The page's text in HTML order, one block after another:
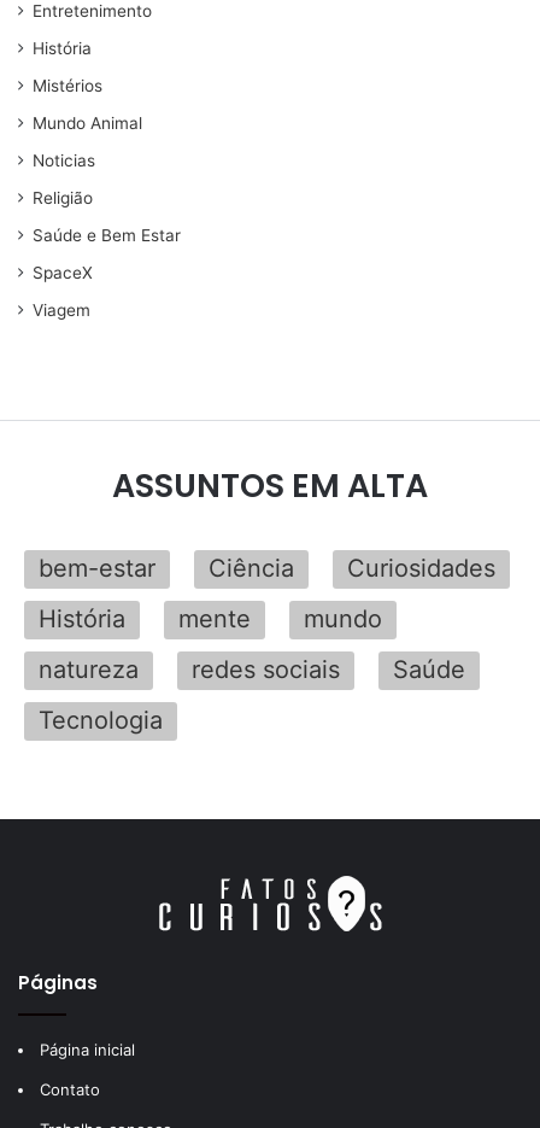
Entretenimento
História
Mistérios
Mundo Animal
Noticias
Religião
Saúde e Bem Estar
SpaceX
Viagem
ASSUNTOS EM ALTA
bem-estar Ciência
Curiosidades
História
mente
mundo
natureza
redes sociais
Saúde
Tecnologia
Páginas
Página inicial
Contato